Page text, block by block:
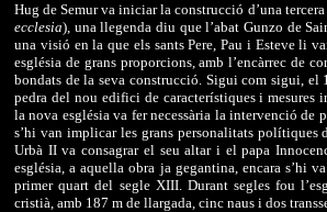
Hug de Semur va iniciar la construcció d’una tercera
ecclesia), una llegenda diu que l’abat Gunzo de
una visió en la que els sants Pere, Pau i Esteve li
església de grans proporcions, amb l’encàrrec de
bondats de la seva construcció. Sigui com sigui, el
pedra del nou edifici de característiques i mesures
la nova església va fer necessària la intervenció de
s’hi van implicar les grans personalitats polítiques
Urbà II va consagrar el seu altar i el papa
església, a aquella obra ja gegantina, encara s’hi
primer quart del segle XIII. Durant segles fou
cristià, amb 187 m de llargada, cinc naus i dos